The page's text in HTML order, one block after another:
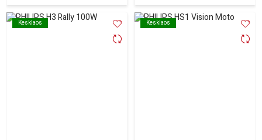
Kesklaos
Kesklaos Kesklaos
Kesklaos